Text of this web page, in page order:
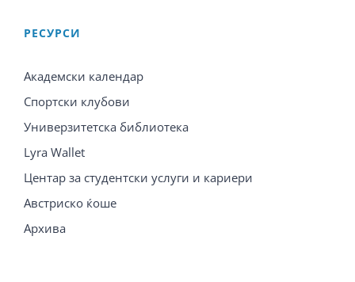
PЕСУРСИ
Академски календар
Спортски клубови
Универзитетска библиотека
Lyra Wallet
Центар за студентски услуги и кариери
Австриско ќоше
Архива